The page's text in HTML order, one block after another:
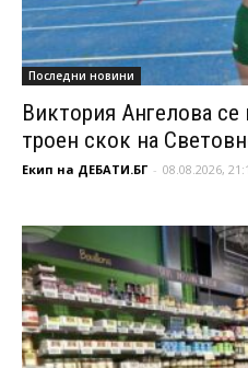
Последни новини
Виктория Ангелова се
троен скок на
Екип на ДЕБАТИ.БГ - 08.08.2026,